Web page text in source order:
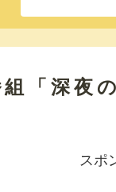
「深夜
スポ